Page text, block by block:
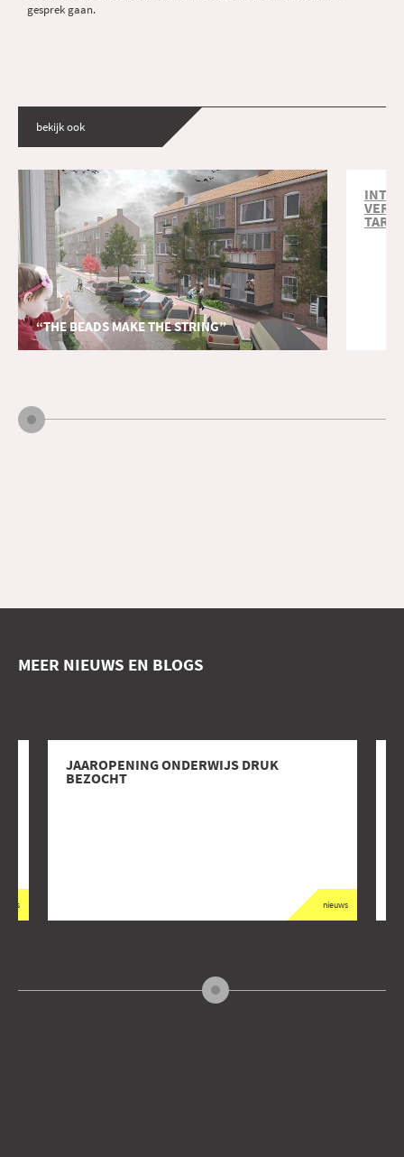
gesprek gaan.
bekijk ook
“THE BEADS MAKE THE STRING”
MEER NIEUWS EN BLOGS
nieuws
JAAROPENING ONDERWIJS DRUK
BEZOCHT